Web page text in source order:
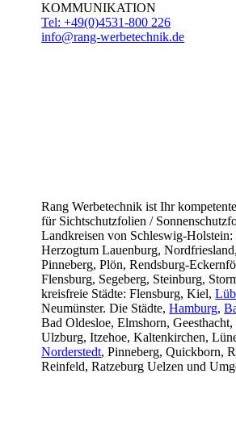
KOMMUNIKATION
Tel: +49(0)4531-800 226
info@rang-werbetechnik.de
Rang Werbetechnik ist Ihr
für Sichtschutzfolien /
Landkreisen von Schleswig-Holstein:
Herzogtum Lauenburg,
Pinneberg, Plön, Rendsburg-
Flensburg, Segeberg, Steinburg,
kreisfreie Städte: Flensburg, Kiel,
Neumünster. Die Städte,Hamburg,
Bad Oldesloe, Elmshorn, Geesthacht,
Ulzburg, Itzehoe, Kaltenkirchen,
Norderstedt, Pinneberg, Quickborn,
Reinfeld, Ratzeburg Uelzen und